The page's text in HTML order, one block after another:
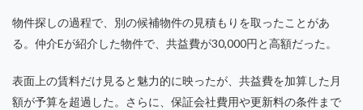
物件探しの過程で、別の候補物件の見積もりを取ったことがあ
る。仲介Eが紹介した物件で、共益費が30,000円と高額だった。
表面上の賃料だけ見ると魅力的に映ったが、共益費を加算した月
額が予算を超過した。さらに、保証会社費用や更新料の条件まで